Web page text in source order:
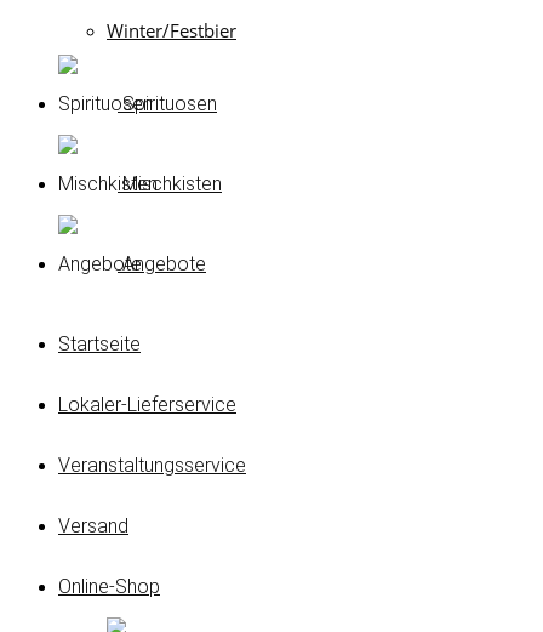
Winter/Festbier
Spirituosen
Mischkisten
Angebote
Startseite
Lokaler-Lieferservice
Veranstaltungsservice
Versand
Online-Shop